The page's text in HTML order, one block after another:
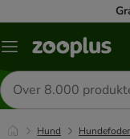
Menu
Søg
efter
produkter
Hund